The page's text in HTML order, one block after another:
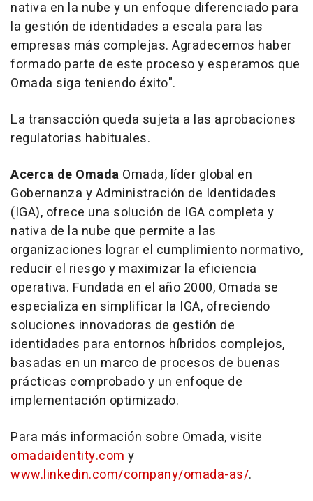
nativa en la nube y un enfoque diferenciado para
la gestión de identidades a escala para las
empresas más complejas. Agradecemos haber
formado parte de este proceso y esperamos que
Omada siga teniendo éxito".
La transacción queda sujeta a las aprobaciones
regulatorias habituales.
Acerca de Omada Omada, líder global en
Gobernanza y Administración de Identidades
(IGA), ofrece una solución de IGA completa y
nativa de la nube que permite a las
organizaciones lograr el cumplimiento normativo,
reducir el riesgo y maximizar la eficiencia
operativa. Fundada en el año 2000, Omada se
especializa en simplificar la IGA, ofreciendo
soluciones innovadoras de gestión de
identidades para entornos híbridos complejos,
basadas en un marco de procesos de buenas
prácticas comprobado y un enfoque de
implementación optimizado.
Para más información sobre Omada, visite
omadaidentity.com y
www.linkedin.com/company/omada-as/.